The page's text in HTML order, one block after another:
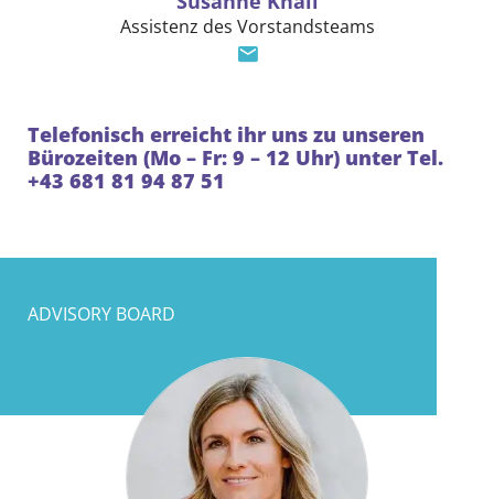
Assistenz des Vorstandsteams
Telefonisch erreicht ihr uns zu unseren
Bürozeiten (Mo – Fr: 9 – 12 Uhr) unter Tel.
+43 681 81 94 87 51
ADVISORY BOARD